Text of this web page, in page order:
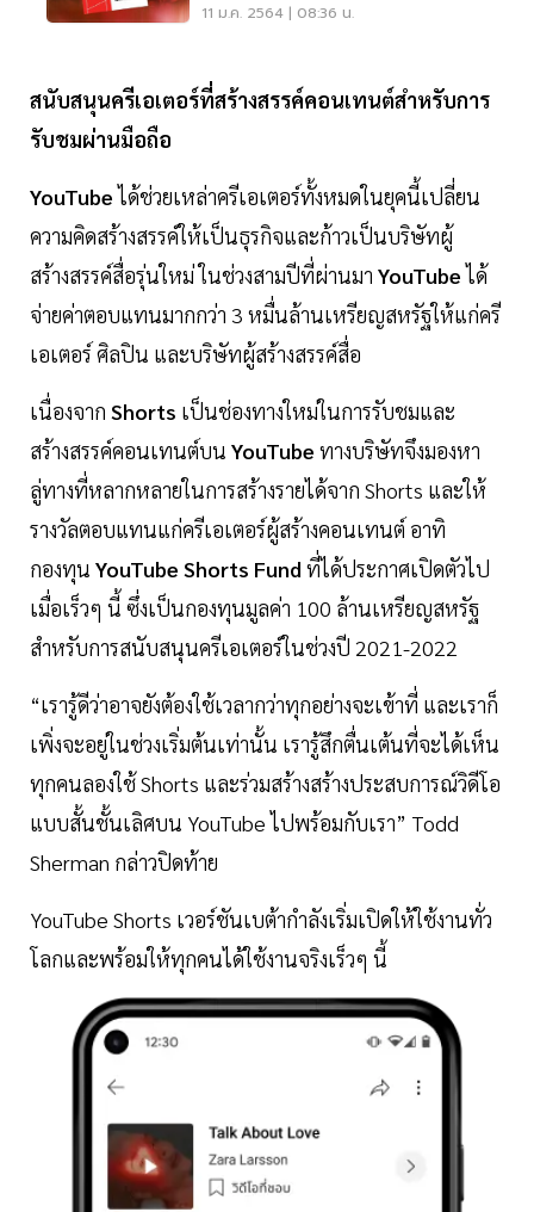
11 ม.ค. 2564 | 08:36 น.
สนับสนุนครีเอเตอร์ที่สร้างสรรค์คอนเทนต์สำหรับการ
รับชมผ่านมือถือ
YouTubeได้ช่วยเหล่าครีเอเตอร์ทั้งหมดในยุคนี้เปลี่ยน
ความคิดสร้างสรรค์ให้เป็นธุรกิจและก้าวเป็นบริษัทผู้
สร้างสรรค์สื่อรุ่นใหม่ ในช่วงสามปีที่ผ่านมา YouTubeได้
จ่ายค่าตอบแทนมากกว่า 3 หมื่นล้านเหรียญสหรัฐให้แก่ครี
เอเตอร์ ศิลปิน และบริษัทผู้สร้างสรรค์สื่อ
เนื่องจาก Shorts เป็นช่องทางใหม่ในการรับชมและ
สร้างสรรค์คอนเทนต์บน YouTube ทางบริษัทจึงมองหา
ลู่ทางที่หลากหลายในการสร้างรายได้จาก Shorts และให้
รางวัลตอบแทนแก่ครีเอเตอร์ผู้สร้างคอนเทนต์ อาทิ
กองทุน YouTube Shorts Fund ที่ได้ประกาศเปิดตัวไป
เมื่อเร็วๆ นี้ ซึ่งเป็นกองทุนมูลค่า 100 ล้านเหรียญสหรัฐ
สำหรับการสนับสนุนครีเอเตอร์ในช่วงปี 2021-2022
“เรารู้ดีว่าอาจยังต้องใช้เวลากว่าทุกอย่างจะเข้าที่ และเราก็
เพิ่งจะอยู่ในช่วงเริ่มต้นเท่านั้น เรารู้สึกตื่นเต้นที่จะได้เห็น
ทุกคนลองใช้ Shorts และร่วมสร้างสร้างประสบการณ์วิดีโอ
แบบสั้นชั้นเลิศบน YouTube ไปพร้อมกับเรา” Todd
Sherman กล่าวปิดท้าย
YouTube Shorts เวอร์ชันเบต้ากำลังเริ่มเปิดให้ใช้งานทั่ว
โลกและพร้อมให้ทุกคนได้ใช้งานจริงเร็วๆ นี้